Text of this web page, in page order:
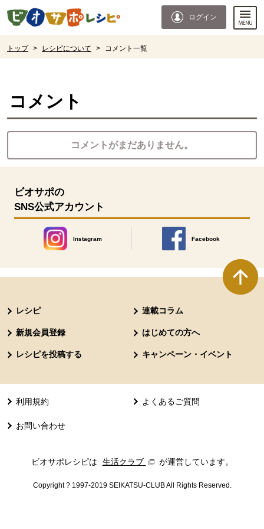
ページの先頭です。
ログイン
トップ > レシピについて > コメント一覧
コメント
コメントがまだありません。
ビオサポの
SNS公式アカウント
Instagram
別のウィンドウで開きます。
Facebook
別のウィンドウで開きます
レシピ 連載コラム
新規会員登録 はじめての方へ
レシピを投稿する キャンペーン・イベント
利用規約 よくあるご質問
お問い合わせ
ビオサポレシピは 生活クラブ 別のウィンドウで開きます。
が運営しています。
Copyright ? 1997-2019 SEIKATSU-CLUB All Rights Reserved.